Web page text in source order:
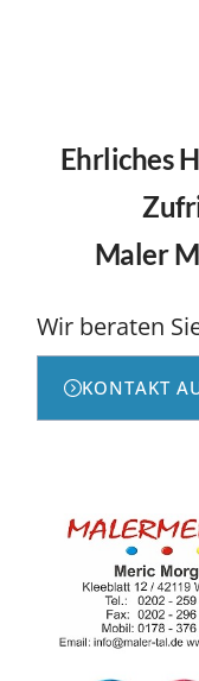
Ehrliches
Maler
Wir beraten
KONTAKT